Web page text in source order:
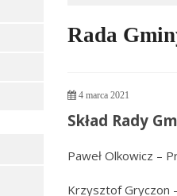
Rada
4 marca 2021
Skład Rady
Paweł Olkowicz –
Krzysztof Gryczon